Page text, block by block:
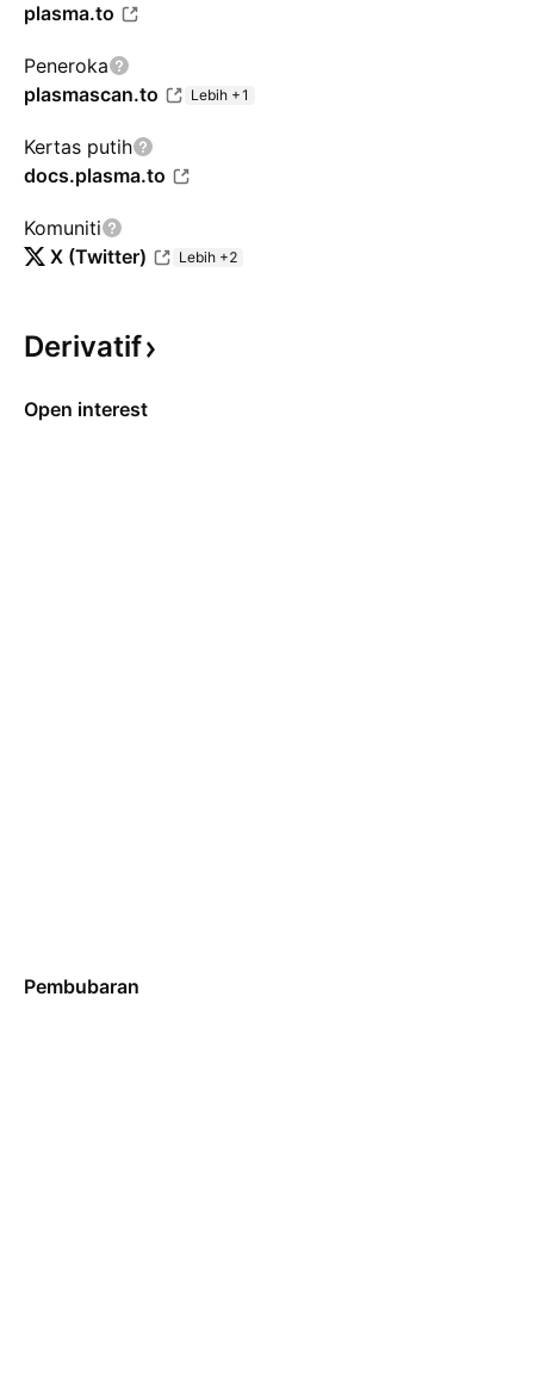
plasma.to
Peneroka
plasmascan.to
Lebih +1
Kertas putih
docs.plasma.to
Komuniti
X (Twitter)
Lebih +2
Derivatif
Open interest
Pembubaran